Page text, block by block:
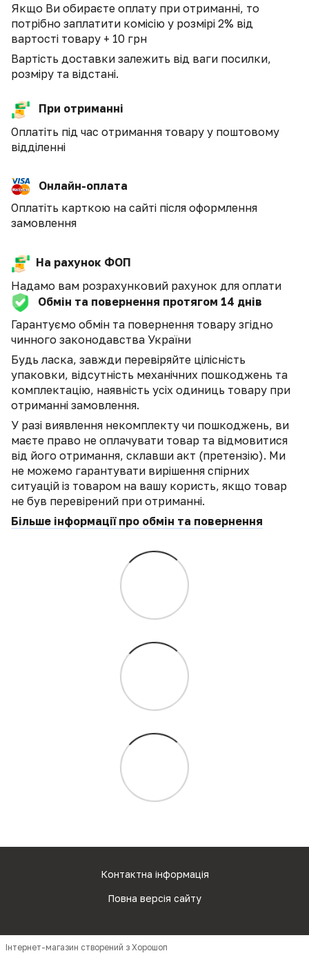
Якщо Ви обираєте оплату при отриманні, то
потрібно заплатити комісію у розмірі 2% від
вартості товару + 10 грн
Вартість доставки залежить від ваги посилки,
розміру та відстані.
При отриманні
Оплатіть під час отримання товару у поштовому
відділенні
Онлайн-оплата
Оплатіть карткою на сайті після оформлення
замовлення
На рахунок ФОП
Надамо вам розрахунковий рахунок для оплати
Обмін та повернення протягом 14 днів
Гарантуємо обмін та повернення товару згідно
чинного законодавства України
Будь ласка, завжди перевіряйте цілісність
упаковки, відсутність механічних пошкоджень та
комплектацію, наявність усіх одиниць товару при
отриманні замовлення.
У разі виявлення некомплекту чи пошкоджень, ви
маєте право не оплачувати товар та відмовитися
від його отримання, склавши акт (претензію). Ми
не можемо гарантувати вирішення спірних
ситуацій із товаром на вашу користь, якщо товар
не був перевірений при отриманні.
Більше інформації про обмін та повернення
Контактна інформація
Повна версія сайту
Інтернет-магазин створений з Хорошоп